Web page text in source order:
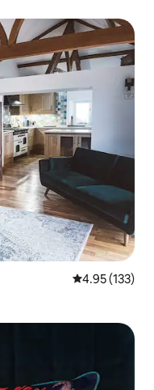
從 133 則評價
4.95 (133)